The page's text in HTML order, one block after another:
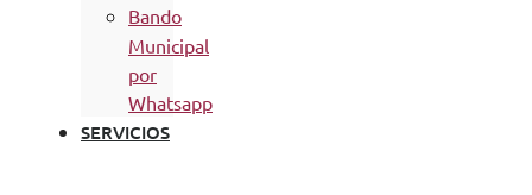
Bando
Municipal
por
Whatsapp
SERVICIOS